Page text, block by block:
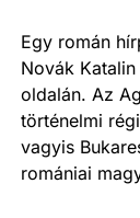
Egy román
Novák
oldalán. Az
történelmi
vagyis
romániai